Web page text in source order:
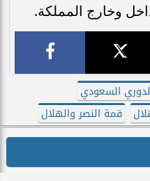
وخارج المملكة.
السعودي
قمة النصر والهلال